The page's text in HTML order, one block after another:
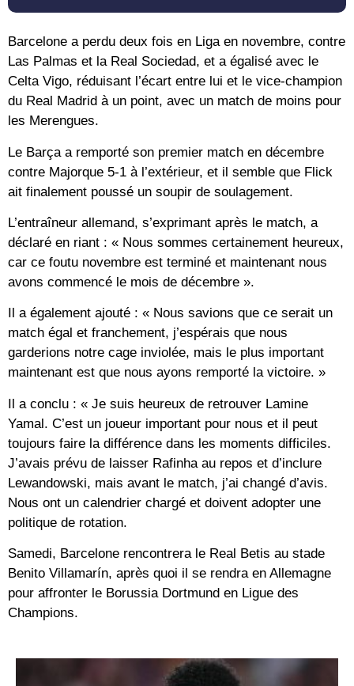
Barcelone a perdu deux fois en Liga en novembre, contre
Las Palmas et la Real Sociedad, et a égalisé avec le
Celta Vigo, réduisant l’écart entre lui et le vice-champion
du Real Madrid à un point, avec un match de moins pour
les Merengues.
Le Barça a remporté son premier match en décembre
contre Majorque 5-1 à l’extérieur, et il semble que Flick
ait finalement poussé un soupir de soulagement.
L’entraîneur allemand, s’exprimant après le match, a
déclaré en riant : « Nous sommes certainement heureux,
car ce foutu novembre est terminé et maintenant nous
avons commencé le mois de décembre ».
Il a également ajouté : « Nous savions que ce serait un
match égal et franchement, j’espérais que nous
garderions notre cage inviolée, mais le plus important
maintenant est que nous ayons remporté la victoire. »
Il a conclu : « Je suis heureux de retrouver Lamine
Yamal. C’est un joueur important pour nous et il peut
toujours faire la différence dans les moments difficiles.
J’avais prévu de laisser Rafinha au repos et d’inclure
Lewandowski, mais avant le match, j’ai changé d’avis.
Nous ont un calendrier chargé et doivent adopter une
politique de rotation.
Samedi, Barcelone rencontrera le Real Betis au stade
Benito Villamarín, après quoi il se rendra en Allemagne
pour affronter le Borussia Dortmund en Ligue des
Champions.